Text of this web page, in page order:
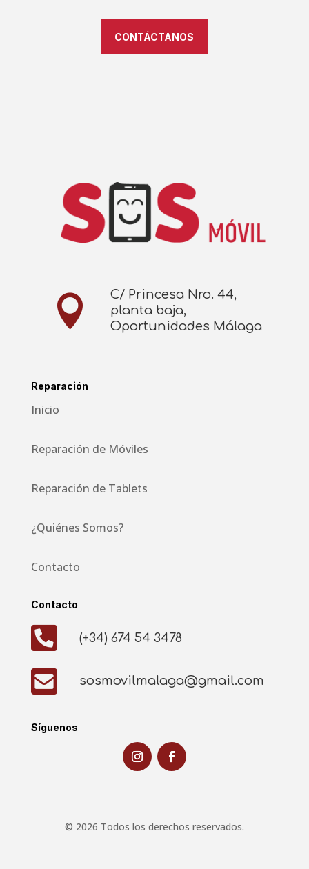
CONTÁCTANOS

C/ Princesa Nro. 44,
planta baja,
Oportunidades Málaga
Reparación
Inicio
Reparación de Móviles
Reparación de Tablets
¿Quiénes Somos?
Contacto
Contacto
 (+34) 674 54 3478
 sosmovilmalaga@gmail.com
Síguenos
© 2026 Todos los derechos reservados.